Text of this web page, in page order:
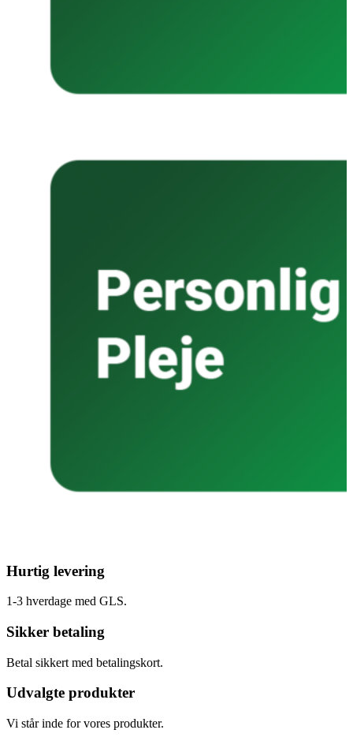
Hurtig levering
1-3 hverdage med GLS.
Sikker betaling
Betal sikkert med betalingskort.
Udvalgte produkter
Vi står inde for vores produkter.